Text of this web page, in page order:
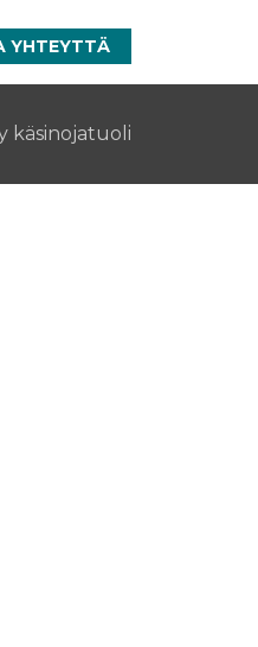
YHTEYTTÄ
käsinojatuoli